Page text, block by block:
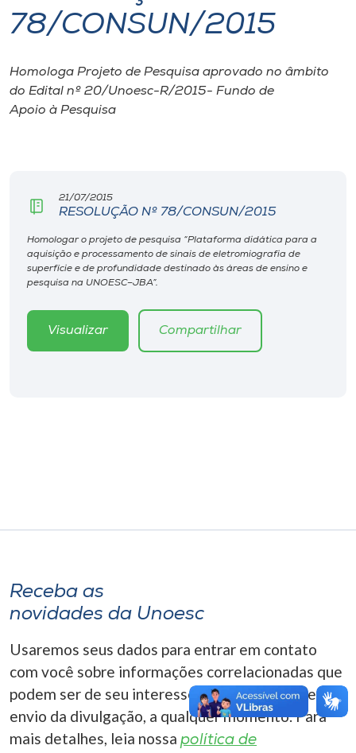
I.nova
Diplomados
Editora
Rádio
A+
A-
78/CONSUN/2015
Homologa Projeto de Pesquisa aprovado no âmbito
do Edital nº 20/Unoesc-R/2015- Fundo de
Apoio à Pesquisa
21/07/2015
RESOLUÇÃO Nº 78/CONSUN/2015
Homologar o projeto de pesquisa “Plataforma didática para a
aquisição e processamento de sinais de eletromiografia de
superfície e de profundidade destinado às áreas de ensino e
pesquisa na UNOESC–JBA”.
Visualizar Compartilhar
Receba as
novidades da Unoesc
Usaremos seus dados para entrar em contato
com você sobre informações correlacionadas que
podem ser de seu interesse. Você pode cancelar o
envio da divulgação, a qualquer momento. Para
mais detalhes, leia nossa política de